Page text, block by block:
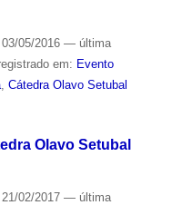
05/2016 — última
em: Evento
, Cátedra Olavo Setubal
Olavo Setubal
02/2017 — última